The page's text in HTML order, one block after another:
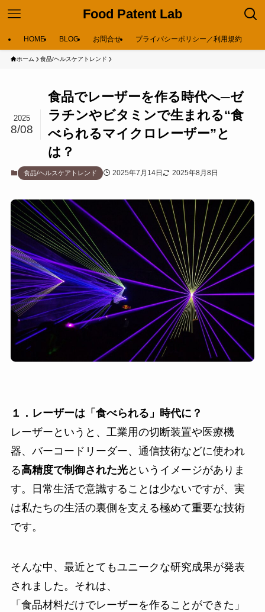
Food Patent Lab
HOME BLOG お問合せ プライバシーポリシー／利用規約
ホーム 食品/ヘルスケアトレンド
食品でレーザーを作る時代へ─ゼ
ラチンやビタミンで生まれる“食
べられるマイクロレーザー”と
は？
2025
8/08
食品/ヘルスケアトレンド 2025年7月14日 2025年8月8日
１．レーザーは「食べられる」時代に？
レーザーというと、工業用の切断装置や医療機
器、バーコードリーダー、通信技術などに使われ
る高精度で制御された光というイメージがありま
す。日常生活で意識することは少ないですが、実
は私たちの生活の裏側を支える極めて重要な技術
です。
そんな中、最近とてもユニークな研究成果が発表
されました。それは、
「食品材料だけでレーザーを作ることができた」